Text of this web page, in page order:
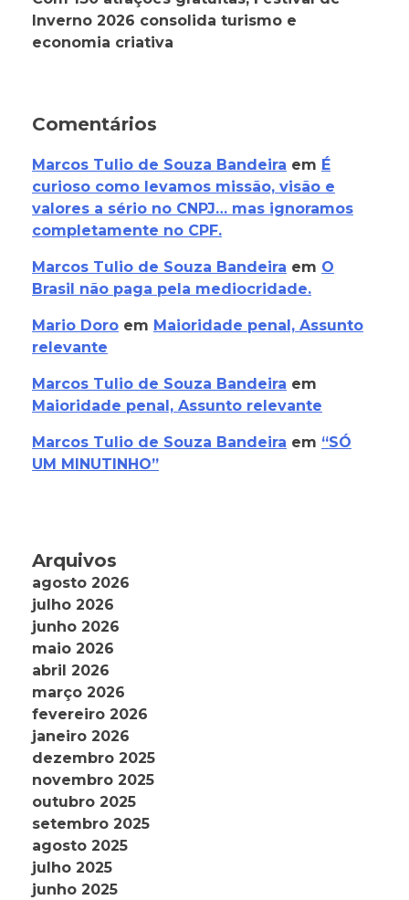
Inverno 2026 consolida turismo e
economia criativa
Comentários
Marcos Tulio de Souza Bandeira em É
curioso como levamos missão, visão e
valores a sério no CNPJ… mas ignoramos
completamente no CPF.
Marcos Tulio de Souza Bandeira em O
Brasil não paga pela mediocridade.
Mario Doro em Maioridade penal, Assunto
relevante
Marcos Tulio de Souza Bandeira em
Maioridade penal, Assunto relevante
Marcos Tulio de Souza Bandeira em “SÓ
UM MINUTINHO”
Arquivos
agosto 2026
julho 2026
junho 2026
maio 2026
abril 2026
março 2026
fevereiro 2026
janeiro 2026
dezembro 2025
novembro 2025
outubro 2025
setembro 2025
agosto 2025
julho 2025
junho 2025